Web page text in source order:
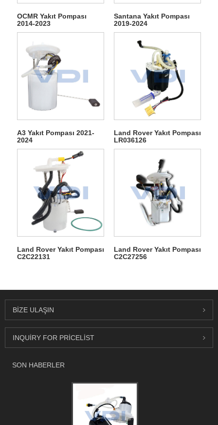
OCMR Yakıt Pompası
2014-2023
Santana Yakıt Pompası
2019-2024
A3 Yakıt Pompası 2021-
2024
Land Rover Yakıt Pompası
LR036126
Land Rover Yakıt Pompası
C2C22131
Land Rover Yakıt Pompası
C2C27256
BIZE ULAŞIN
INQUIRY FOR PRICELIST
SON HABERLER